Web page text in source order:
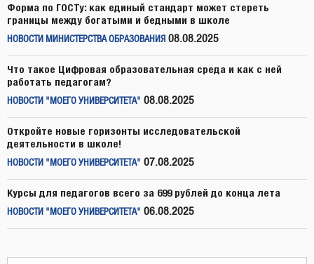
Форма по ГОСТу: как единый стандарт может стереть
границы между богатыми и бедными в школе
НОВОСТИ МИНИСТЕРСТВА ОБРАЗОВАНИЯ 08.08.2025
Что такое Цифровая образовательная среда и как с ней
работать педагогам?
НОВОСТИ "МОЕГО УНИВЕРСИТЕТА" 08.08.2025
Откройте новые горизонты исследовательской
деятельности в школе!
НОВОСТИ "МОЕГО УНИВЕРСИТЕТА" 07.08.2025
Курсы для педагогов всего за 699 рублей до конца лета
НОВОСТИ "МОЕГО УНИВЕРСИТЕТА" 06.08.2025